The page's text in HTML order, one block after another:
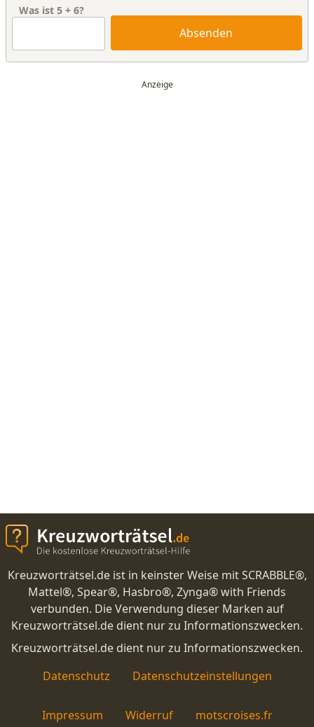
Was ist 5 + 6?
Absenden
Kreuzworträtsel.de ist in keinster Weise mit SCRABBLE®,
Mattel®, Spear®, Hasbro®, Zynga® with Friends
verbunden. Die Verwendung dieser Marken auf
Kreuzworträtsel.de dient nur zu Informationszwecken.
Kreuzworträtsel.de dient nur zu Informationszwecken.
Datenschutz
Datenschutzeinstellungen
Impressum Widerruf motscroises.fr